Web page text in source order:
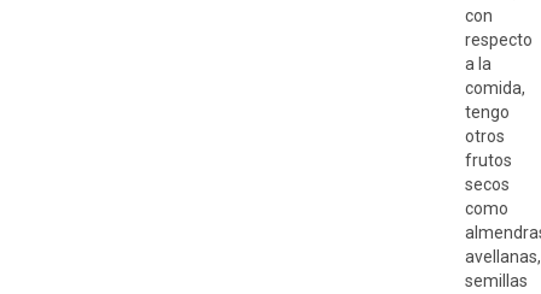
con
respecto
a la
comida,
tengo
otros
frutos
secos
como
avellanas,
semillas